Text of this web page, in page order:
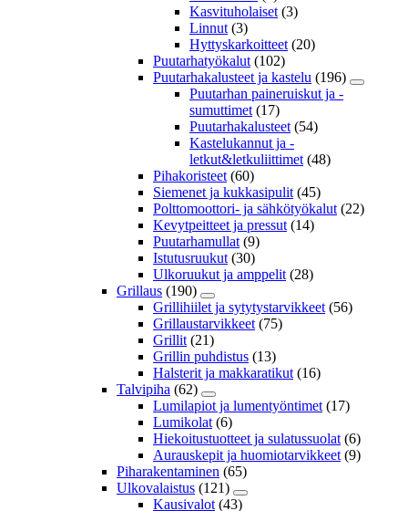
Kasvituholaiset (3)
Linnut (3)
Hyttyskarkoitteet (20)
Puutarhatyökalut (102)
Puutarhakalusteet ja kastelu (196)
Puutarhan paineruiskut ja -
sumuttimet (17)
Puutarhakalusteet (54)
Kastelukannut ja -
letkut&letkuliittimet (48)
Pihakoristeet (60)
Siemenet ja kukkasipulit (45)
Polttomoottori- ja sähkötyökalut (22)
Kevytpeitteet ja pressut (14)
Puutarhamullat (9)
Istutusruukut (30)
Ulkoruukut ja amppelit (28)
Grillaus (190)
Grillihiilet ja sytytystarvikkeet (56)
Grillaustarvikkeet (75)
Grillit (21)
Grillin puhdistus (13)
Halsterit ja makkaratikut (16)
Talvipiha (62)
Lumilapiot ja lumentyöntimet (17)
Lumikolat (6)
Hiekoitustuotteet ja sulatussuolat (6)
Aurauskepit ja huomiotarvikkeet (9)
Piharakentaminen (65)
Ulkovalaistus (121)
Kausivalot (43)